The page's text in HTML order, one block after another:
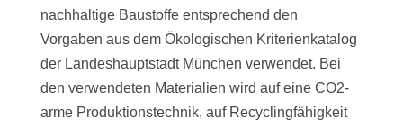
nachhaltige Baustoffe entsprechend den
Vorgaben aus dem Ökologischen Kriterienkatalog
der Landeshauptstadt München verwendet. Bei
den verwendeten Materialien wird auf eine CO2-
arme Produktionstechnik, auf Recyclingfähigkeit